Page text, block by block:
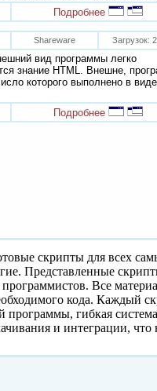
Подробнее
Shareware Загрузок:
вид программы легко
знание HTML. Внешне,
которого выполнено в виде
Подробнее
скрипты для всех
Представленные
Все
кода. Каждый
гибкая
и интеграции,